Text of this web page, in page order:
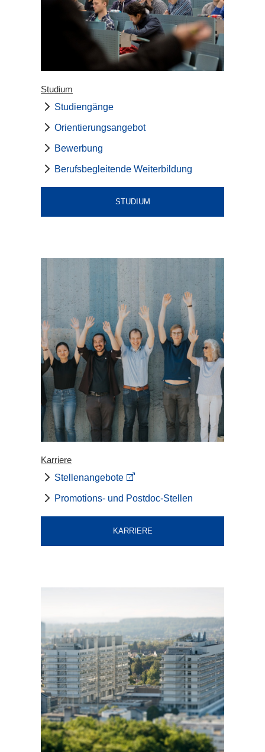
Studium
Studiengänge
Orientierungsangebot
Bewerbung
Berufsbegleitende Weiterbildung
STUDIUM
Karriere
Stellenangebote
Promotions- und Postdoc-Stellen
KARRIERE